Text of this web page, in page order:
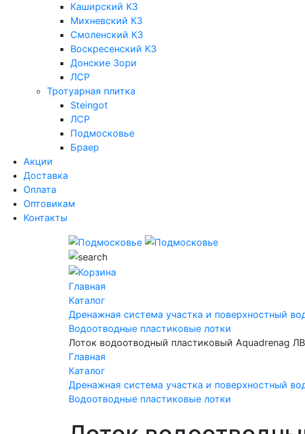
Каширский КЗ
Михневский КЗ
Смоленский КЗ
Воскресенский КЗ
Донские Зори
ЛСР
Тротуарная плитка
Steingot
ЛСР
Подмосковье
Браер
Акции
Доставка
Оплата
Оптовикам
Контакты
Главная
Каталог
Дренажная система участка и поверхностный
Водоотводные пластиковые лотки
Лоток водоотводный пластиковый Aquadrenag
Главная
Каталог
Дренажная система участка и поверхностный
Водоотводные пластиковые лотки